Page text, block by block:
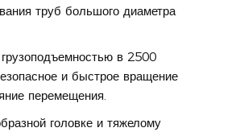
труб большого диаметра
в 2500
и быстрое вращение
перемещения.
головке и тяжелому